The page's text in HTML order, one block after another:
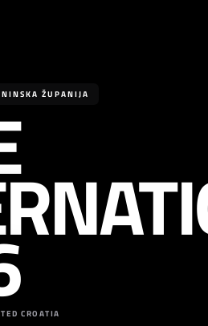
ŽUPANIJA
CROATIA